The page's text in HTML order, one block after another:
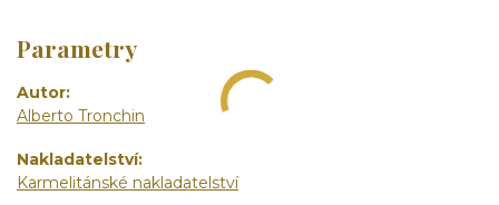
Parametry
Autor
Alberto Tronchin
Nakladatelství
Karmelitánské nakladatelství